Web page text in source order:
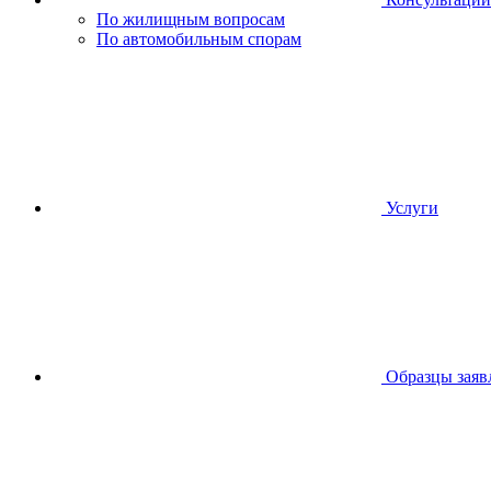
По жилищным вопросам
По автомобильным спорам
Услуги
Образцы